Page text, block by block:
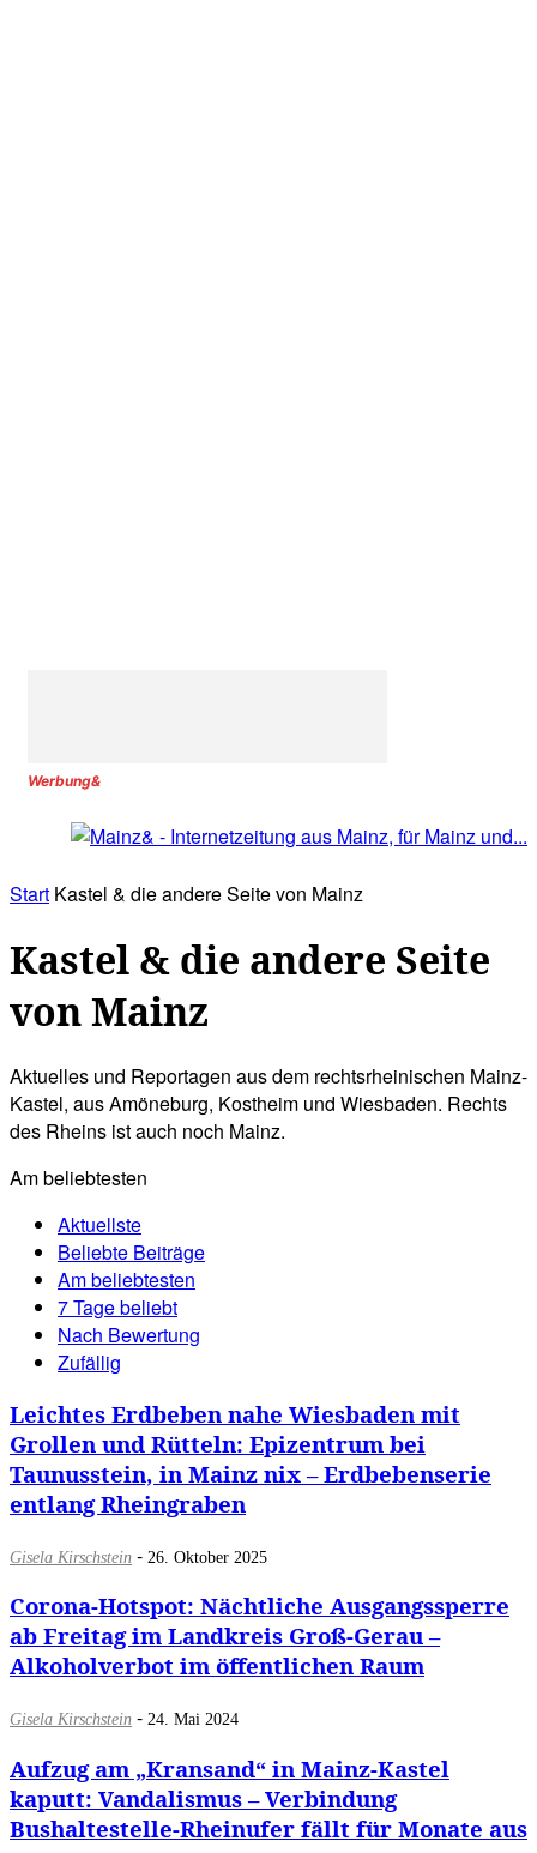
Werbung&
Start Kastel & die andere Seite von Mainz
Kastel & die andere Seite
von Mainz
Aktuelles und Reportagen aus dem rechtsrheinischen Mainz-
Kastel, aus Amöneburg, Kostheim und Wiesbaden. Rechts
des Rheins ist auch noch Mainz.
Am beliebtesten
Aktuellste
Beliebte Beiträge
Am beliebtesten
7 Tage beliebt
Nach Bewertung
Zufällig
Leichtes Erdbeben nahe Wiesbaden mit
Grollen und Rütteln: Epizentrum bei
Taunusstein, in Mainz nix – Erdbebenserie
entlang Rheingraben
Gisela Kirschstein - 26. Oktober 2025
Corona-Hotspot: Nächtliche Ausgangssperre
ab Freitag im Landkreis Groß-Gerau –
Alkoholverbot im öffentlichen Raum
Gisela Kirschstein - 24. Mai 2024
Aufzug am „Kransand“ in Mainz-Kastel
kaputt: Vandalismus – Verbindung
Bushaltestelle-Rheinufer fällt für Monate aus